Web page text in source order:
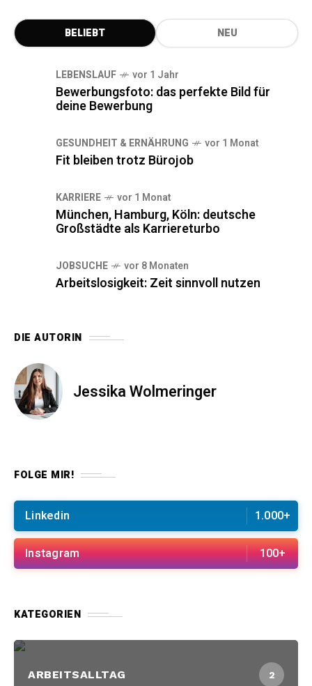
BELIEBT NEU
LEBENSLAUF vor 1 Jahr
Bewerbungsfoto: das perfekte Bild für
deine Bewerbung
GESUNDHEIT & ERNÄHRUNG vor 1 Monat
Fit bleiben trotz Bürojob
KARRIERE vor 1 Monat
München, Hamburg, Köln: deutsche
Großstädte als Karriereturbo
JOBSUCHE vor 8 Monaten
Arbeitslosigkeit: Zeit sinnvoll nutzen
DIE AUTORIN
Jessika Wolmeringer
FOLGE MIR!
Linkedin 1.000+
Instagram 100+
KATEGORIEN
ARBEITSALLTAG 2